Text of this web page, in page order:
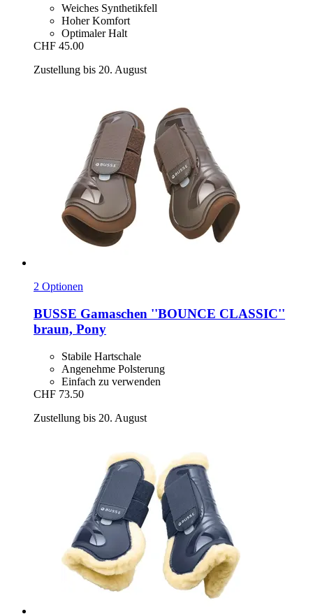
Weiches Synthetikfell
Hoher Komfort
Optimaler Halt
CHF 45.00
Zustellung bis 20. August
2 Optionen
BUSSE Gamaschen ''BOUNCE CLASSIC''
braun, Pony
Stabile Hartschale
Angenehme Polsterung
Einfach zu verwenden
CHF 73.50
Zustellung bis 20. August